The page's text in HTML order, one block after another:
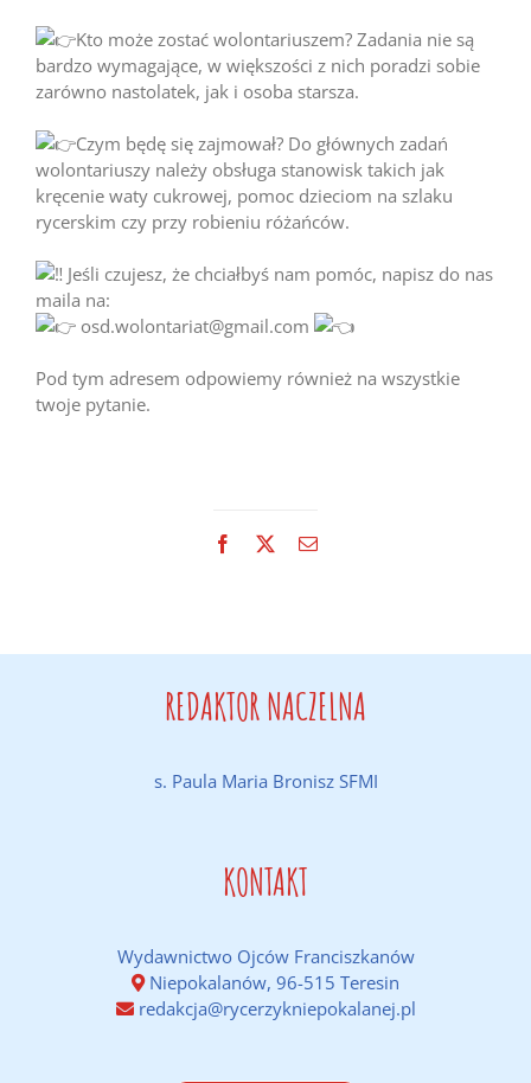
Kto może zostać wolontariuszem? Zadania nie są
bardzo wymagające, w większości z nich poradzi sobie
zarówno nastolatek, jak i osoba starsza.
Czym będę się zajmował? Do głównych zadań
wolontariuszy należy obsługa stanowisk takich jak
kręcenie waty cukrowej, pomoc dzieciom na szlaku
rycerskim czy przy robieniu różańców.
Jeśli czujesz, że chciałbyś nam pomóc, napisz do nas
maila na:
osd.wolontariat@gmail.com
Pod tym adresem odpowiemy również na wszystkie
twoje pytanie.
Facebook Email
REDAKTOR NACZELNA
s. Paula Maria Bronisz SFMI
KONTAKT
Wydawnictwo Ojców Franciszkanów
Niepokalanów, 96-515 Teresin
redakcja@rycerzykniepokalanej.pl